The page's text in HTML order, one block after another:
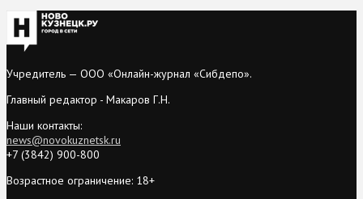
Учредитель — ООО «Онлайн-журнал «Сибдепо».
Главный редактор - Макаров Г.Н.
Наши контакты:
news@novokuznetsk.ru
+7 (3842) 900-800
Возрастное ограничение: 18+